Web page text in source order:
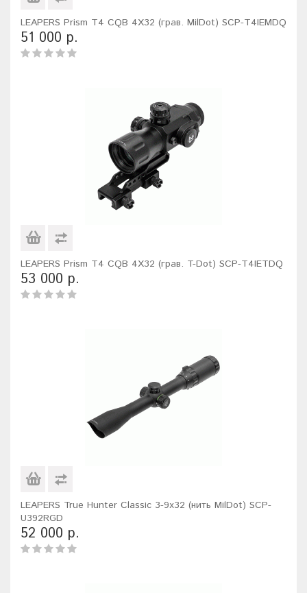
LEAPERS Prism T4 CQB 4X32 (грав. MilDot) SCP-T4IEMDQ
51 000 р.
LEAPERS Prism T4 CQB 4X32 (грав. T-Dot) SCP-T4IETDQ
53 000 р.
LEAPERS True Hunter Classic 3-9x32 (нить MilDot) SCP-
U392RGD
52 000 р.